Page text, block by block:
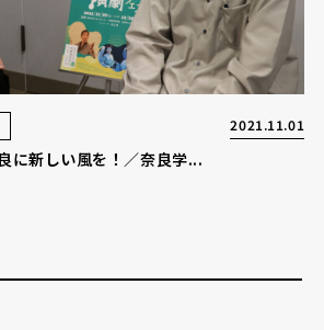
2021.11.01
に新しい風を！／奈良学...